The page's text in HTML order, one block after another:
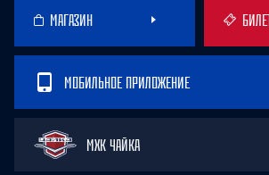
МАГАЗИН
МОБИЛЬНОЕ ПРИЛОЖЕНИЕ
МХК ЧАЙКА